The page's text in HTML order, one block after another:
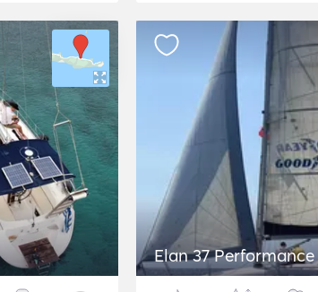
Elan 37 Performance